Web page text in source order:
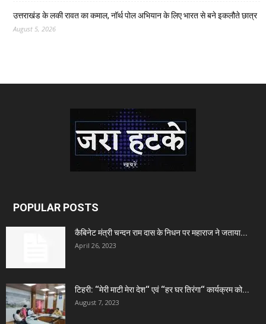
उत्तराखंड के लकी रावत का कमाल, नॉर्थ पोल अभियान के लिए भारत से बने इकलौते छात्र
August 5, 2026
POPULAR POSTS
कैबिनेट मंत्री चन्दन राम दास के निधन पर महाराज ने जताया...
April 26, 2023
टिहरी: ‘‘मेरी माटी मेरा देश‘‘ एवं ‘‘हर घर तिरंगा‘‘ कार्यक्रम को...
August 7, 2023